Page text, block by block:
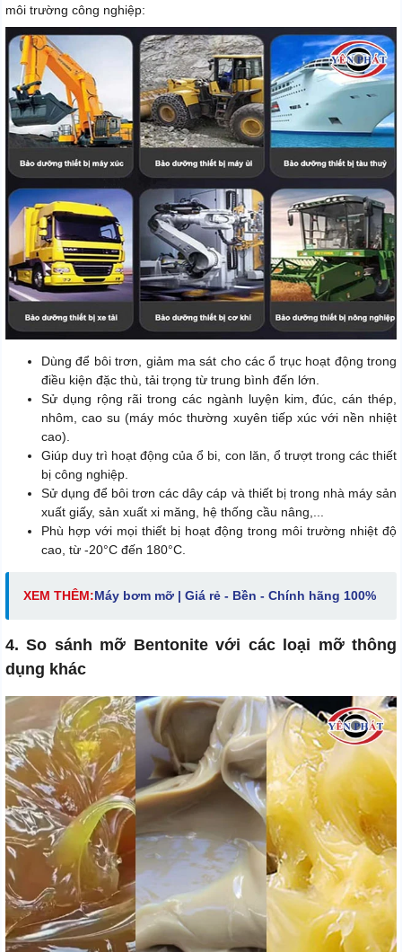
môi trường công nghiệp:
Dùng để bôi trơn, giảm ma sát cho các ổ trục hoạt động trong
điều kiện đặc thù, tải trọng từ trung bình đến lớn.
Sử dụng rộng rãi trong các ngành luyện kim, đúc, cán thép,
nhôm, cao su (máy móc thường xuyên tiếp xúc với nền nhiệt
cao).
Giúp duy trì hoạt động của ổ bi, con lăn, ổ trượt trong các thiết
bị công nghiệp.
Sử dụng để bôi trơn các dây cáp và thiết bị trong nhà máy sản
xuất giấy, sản xuất xi măng, hệ thống cầu nâng,...
Phù hợp với mọi thiết bị hoạt động trong môi trường nhiệt độ
cao, từ -20°C đến 180°C.
XEM THÊM:Máy bơm mỡ | Giá rẻ - Bền - Chính hãng 100%
4. So sánh mỡ Bentonite với các loại mỡ thông
dụng khác